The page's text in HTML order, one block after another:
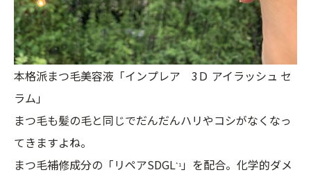
本格派まつ毛美容液「インプレア 3Ｄ アイラッシュ セ
ラム」
まつ毛も髪の毛と同じでだんだんハリやコシがなくなっ
てきますよね。
まつ毛補修成分の「リペアSDGL*1 」を配合。化学的ダメ